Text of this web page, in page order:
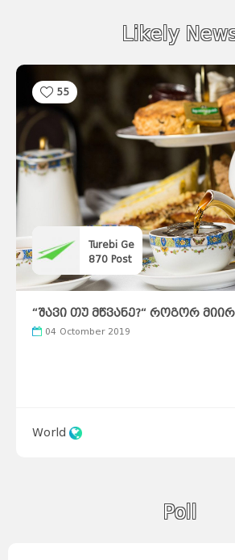
Likely
55
Turebi Ge
870 Post
“შავი თუ მწვანე?“ როგორ
სხვადასხვა ქვეყნებში
04 Octomber 2019
World
Poll